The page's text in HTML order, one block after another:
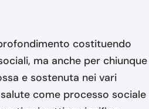
costituendo
ma anche per chiunque
e sostenuta nei vari
come processo sociale